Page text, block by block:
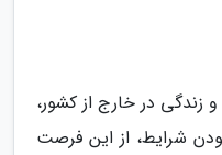
زندگی در خارج از کشور،
شرایط، از این فرصت